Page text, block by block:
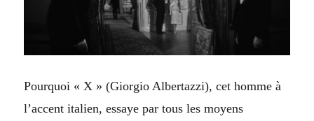
Pourquoi « X »(Giorgio Albertazzi), cet homme à
l’accent italien, essaye par tous les moyens